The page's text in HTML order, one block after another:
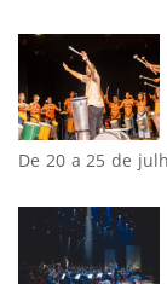
De 20 a 25 de